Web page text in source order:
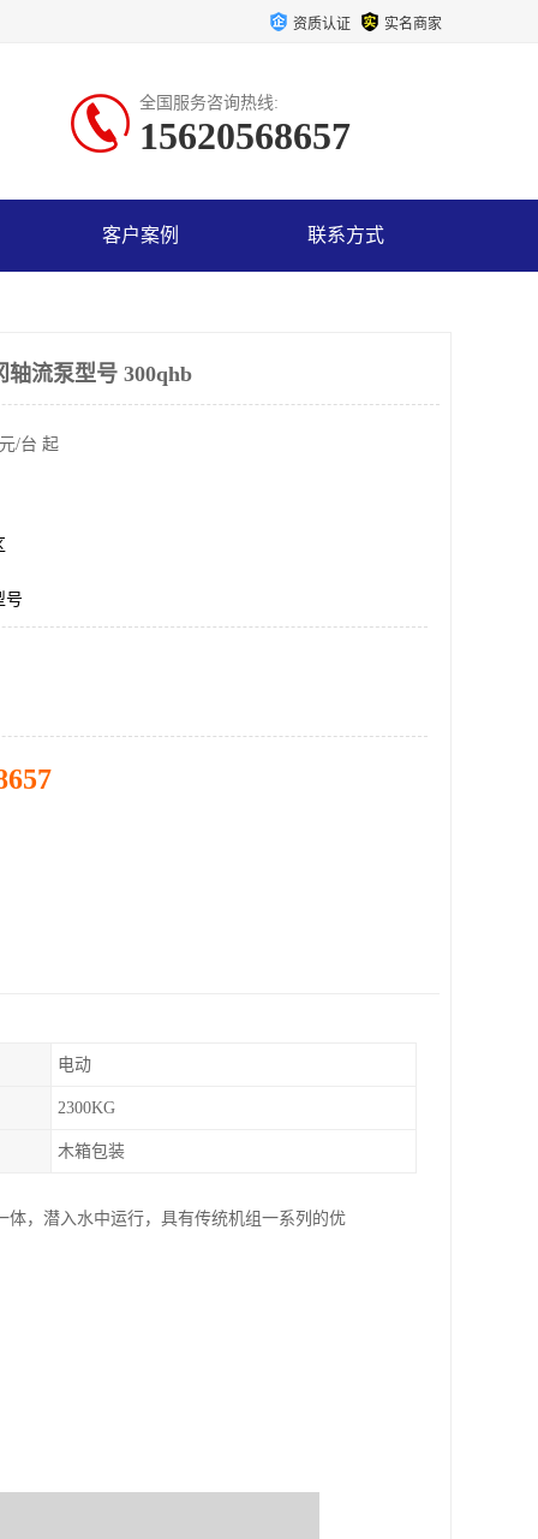
资质认证 实名商家
全国服务咨询热线:
15620568657
客户案例 联系方式
流泵型号 300qhb
/台 起
号
电动
2300KG
木箱包装
，潜入水中运行，具有传统机组一系列的优